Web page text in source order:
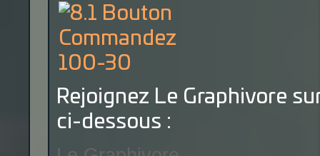
Rejoignez Le Graphivore
ci-dessous :